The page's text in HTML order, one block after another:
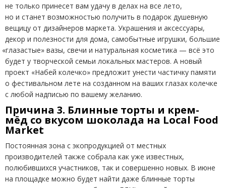
не только принесет вам удачу в делах на все лето,
но и станет возможностью получить в подарок душевную
вещицу от дизайнеров маркета. Украшения и аксессуары,
декор и полезности для дома, самобытные игрушки, большие
«глазастые» вазы, свечи и натуральная косметика — всё это
будет у творческой семьи локальных мастеров. А новый
проект «Набей колечко» предложит унести частичку памяти
о фестивальном лете на созданном на ваших глазах колечке
с любой надписью по вашему желанию.
Причина 3. Блинные торты и крем-
мёд со вкусом шоколада на Local Food
Market
Постоянная зона с экопродукцией от местных
производителей также собрала как уже известных,
полюбившихся участников, так и совершенно новых. В июне
на площадке можно будет найти даже блинные торты